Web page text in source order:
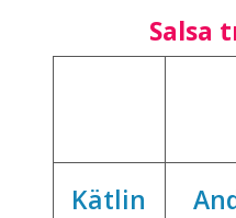
Salsa
Kätlin